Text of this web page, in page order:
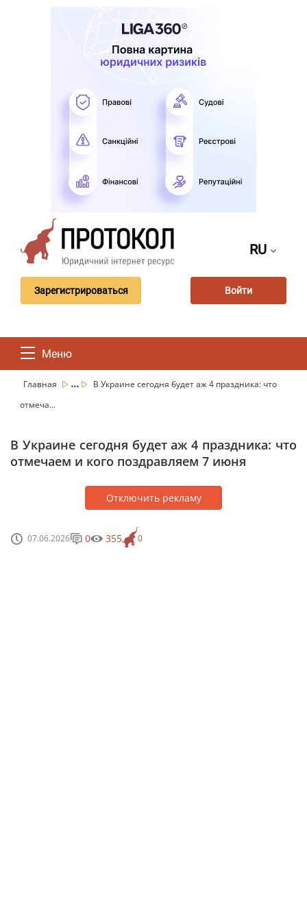
RU
Зарегистрироваться Войти
Меню
Главная ...
В Украине сегодня будет аж 4 праздника: что
отмеча...
В Украине сегодня будет аж 4 праздника: что
отмечаем и кого поздравляем 7 июня
Отключить рекламу
07.06.2026 0
0 355